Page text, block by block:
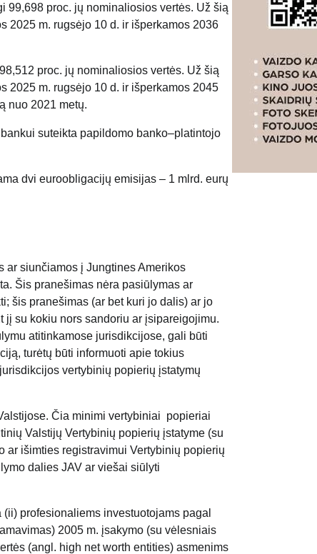
99,698 proc. jų nominaliosios vertės. Už šią
2025 m. rugsėjo 10 d. ir išperkamos 2036
proc. jų nominaliosios vertės. Už šią
2025 m. rugsėjo 10 d. ir išperkamos 2045
nuo 2021 metų.
bankui suteikta papildomo banko–platintojo
dvi euroobligacijų emisijas – 1 mlrd. eurų
ar siunčiamos į Jungtines Amerikos
Šis pranešimas nėra pasiūlymas ar
šis pranešimas (ar bet kuri jo dalis) ar jo
su kokiu nors sandoriu ar įsipareigojimu.
atitinkamose jurisdikcijose, gali būti
turėtų būti informuoti apie tokius
vertybinių popierių įstatymų
Čia minimi vertybiniai popieriai
Valstijų Vertybinių popierių įstatyme (su
ar išimties registravimui Vertybinių popierių
dalies JAV ar viešai siūlyti
profesionaliems investuotojams pagal
2005 m. įsakymo (su vėlesniais
(angl. high net worth entities) asmenims